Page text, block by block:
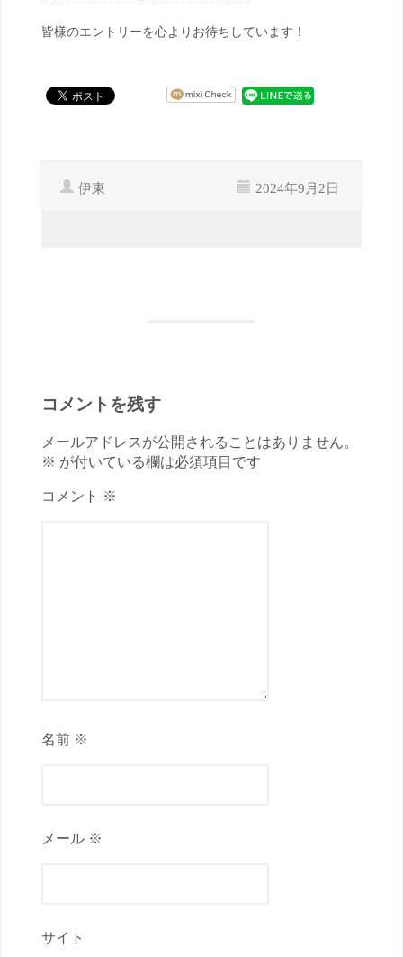
皆様のエントリーを心よりお待ちしています！
伊東 2024年9月2日
コメントを残す
メールアドレスが公開されることはありません。
※ が付いている欄は必須項目です
コメント ※
名前 ※
メール ※
サイト